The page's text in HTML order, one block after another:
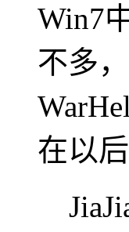
Win7
不多
在以